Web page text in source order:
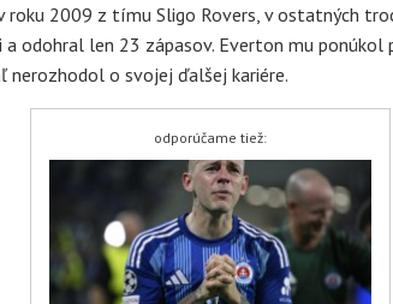
roku 2009 z tímu Sligo Rovers, v ostatných
a odohral len 23 zápasov. Everton mu ponúkol
nerozhodol o svojej ďalšej kariére.
odporúčame tiež: